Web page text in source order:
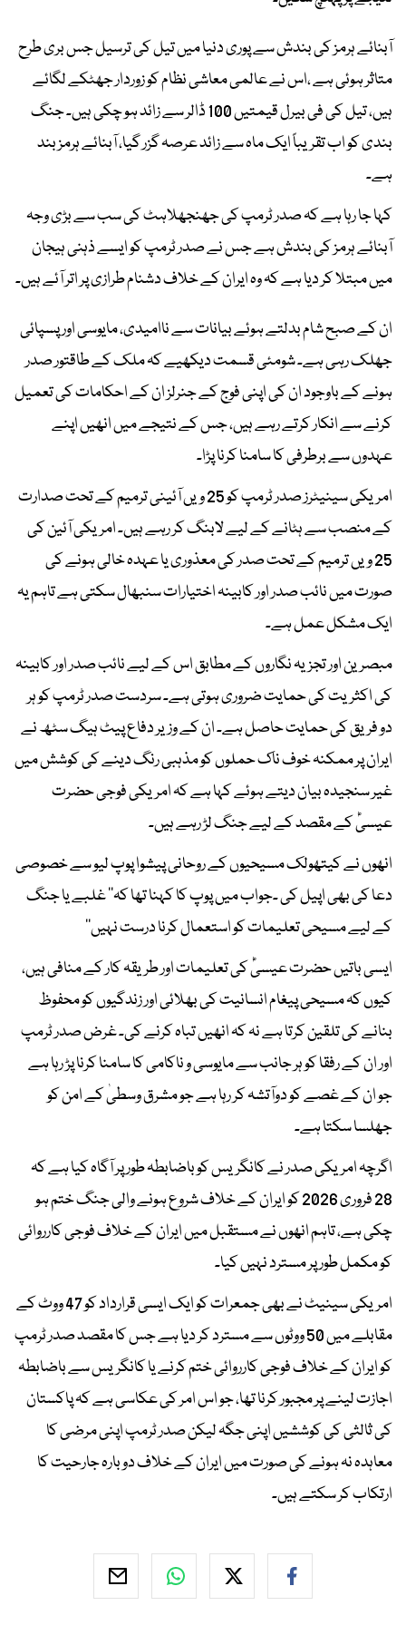
آبنائے ہرمز کی بندش سے پوری دنیا میں تیل کی ترسیل جس بری طرح
متاثر ہوئی ہے ،اس نے عالمی معاشی نظام کو زوردار جھٹکے لگائے
ہیں، تیل کی فی بیرل قیمتیں 100 ڈالر سے زائد ہو چکی ہیں۔ جنگ
بندی کو اب تقریباً ایک ماہ سے زائد عرصہ گزر گیا، آبنائے ہرمز بند
ہے۔
کہا جا رہا ہے کہ صدر ٹرمپ کی جھنجھلاہٹ کی سب سے بڑی وجہ
آبنائے ہرمز کی بندش ہے جس نے صدر ٹرمپ کو ایسے ذہنی ہیجان
میں مبتلا کر دیا ہے کہ وہ ایران کے خلاف دشنام طرازی پر اتر آئے ہیں۔
ان کے صبح شام بدلتے ہوئے بیانات سے ناامیدی، مایوسی اور پسپائی
جھلک رہی ہے۔ شومئی قسمت دیکھیے کہ ملک کے طاقتور صدر
ہونے کے باوجود ان کی اپنی فوج کے جنرلز ان کے احکامات کی تعمیل
کرنے سے انکار کرتے رہے ہیں، جس کے نتیجے میں انھیں اپنے
عہدوں سے برطرفی کا سامنا کرنا پڑا۔
امریکی سینیٹرز صدر ٹرمپ کو 25 ویں آئینی ترمیم کے تحت صدارت
کے منصب سے ہٹانے کے لیے لابنگ کر رہے ہیں۔ امریکی آئین کی
25 ویں ترمیم کے تحت صدر کی معذوری یا عہدہ خالی ہونے کی
صورت میں نائب صدر اور کابینہ اختیارات سنبھال سکتی ہے تاہم یہ
ایک مشکل عمل ہے۔
مبصرین اور تجزیہ نگاروں کے مطابق اس کے لیے نائب صدر اور کابینہ
کی اکثریت کی حمایت ضروری ہوتی ہے۔ سردست صدر ٹرمپ کو ہر
دو فریق کی حمایت حاصل ہے۔ ان کے وزیر دفاع پیٹ ہیگ سٹھ نے
ایران پر ممکنہ خوف ناک حملوں کو مذہبی رنگ دینے کی کوشش میں
غیر سنجیدہ بیان دیتے ہوئے کہا ہے کہ امریکی فوجی حضرت
عیسیٰؑ کے مقصد کے لیے جنگ لڑ رہے ہیں۔
انھوں نے کیتھولک مسیحیوں کے روحانی پیشوا پوپ لیو سے خصوصی
دعا کی بھی اپیل کی ۔جواب میں پوپ کا کہنا تھا کہ’’ غلبے یا جنگ
کے لیے مسیحی تعلیمات کو استعمال کرنا درست نہیں‘‘
ایسی باتیں حضرت عیسیٰؑ کی تعلیمات اور طریقہ کار کے منافی ہیں،
کیوں کہ مسیحی پیغام انسانیت کی بھلائی اور زندگیوں کو محفوظ
بنانے کی تلقین کرتا ہے نہ کہ انھیں تباہ کرنے کی۔ غرض صدر ٹرمپ
اور ان کے رفقا کو ہر جانب سے مایوسی و ناکامی کا سامنا کرنا پڑ رہا ہے
جو ان کے غصے کو دوآتشہ کر رہا ہے جو مشرق وسطیٰ کے امن کو
جھلسا سکتا ہے۔
اگرچہ امریکی صدر نے کانگریس کو باضابطہ طور پر آگاہ کیا ہے کہ
28 فروری 2026 کو ایران کے خلاف شروع ہونے والی جنگ ختم ہو
چکی ہے، تاہم انھوں نے مستقبل میں ایران کے خلاف فوجی کارروائی
کو مکمل طور پر مسترد نہیں کیا۔
امریکی سینیٹ نے بھی جمعرات کو ایک ایسی قرارداد کو 47 ووٹ کے
مقابلے میں 50 ووٹوں سے مسترد کر دیا ہے جس کا مقصد صدر ٹرمپ
کو ایران کے خلاف فوجی کارروائی ختم کرنے یا کانگریس سے باضابطہ
اجازت لینے پر مجبور کرنا تھا، جو اس امر کی عکاسی ہے کہ پاکستان
کی ثالثی کی کوششیں اپنی جگہ لیکن صدر ٹرمپ اپنی مرضی کا
معاہدہ نہ ہونے کی صورت میں ایران کے خلاف دوبارہ جارحیت کا
ارتکاب کر سکتے ہیں۔